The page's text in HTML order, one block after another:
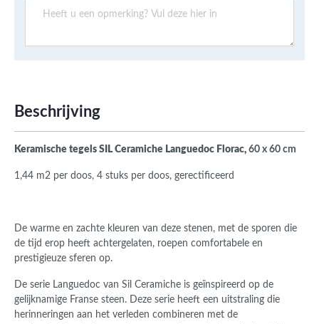
Beschrijving
Keramische tegels SIL Ceramiche Languedoc Florac, 60 x 60 cm
1,44 m2 per doos, 4 stuks per doos, gerectificeerd
‎De warme en zachte kleuren van deze stenen, met de sporen die
de tijd erop heeft achtergelaten, roepen comfortabele en
prestigieuze sferen op‎.
De serie Languedoc van Sil Ceramiche is geïnspireerd op de
gelijknamige Franse steen. Deze serie heeft een uitstraling die
herinneringen aan het verleden combineren met de